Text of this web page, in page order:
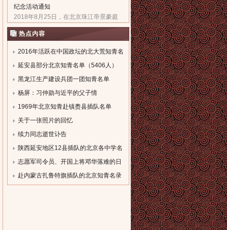
复高考进入上海工业大学。现......
纪念活动通知
2018年8月25日，在北京珠江帝景豪庭
酒店二楼举办盛大隆重的“庆祝北京知青
网成立十二周年暨纪念上山下乡五十周
年文艺联欢会”。热烈欢迎广大知青朋友
参加。...
热点内容
2016年活跃在中国政坛的北大荒知青名
单
[field:description
function='cn_substr(@me,80)'/]...
延安县部分北京知青名单（5406人）
[field:description
function='cn_substr(@me,80)'/]...
黑龙江生产建设兵团一团知青名单
（一）
[field:description
function='cn_substr(@me,80)'/]...
杨屏：习仲勋与近平的父子情
[field:description
function='cn_substr(@me,80)'/]...
1969年北京知青赴镇赉县插队名单
[field:description
function='cn_substr(@me,80)'/]...
关于一张照片的回忆
[field:description
function='cn_substr(@me,80)'/]...
续力同志逝世讣告
[field:description
function='cn_substr(@me,80)'/]...
陕西延安地区12县插队的北京各中学名
录
[field:description
志愿军司令员、开国上将邓华落难的日
子
赴内蒙古扎鲁特旗插队的北京知青名录